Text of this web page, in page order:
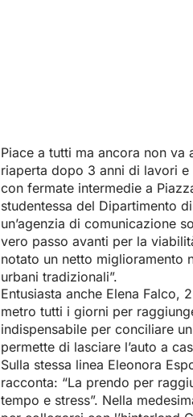
Piace a tutti ma ancora non
riaperta dopo 3 anni di lavori
con fermate intermedie a
studentessa del Dipartimento
un’agenzia di comunicazione
vero passo avanti per la
notato un netto miglioramento
urbani tradizionali”.
Entusiasta anche Elena Falco,
metro tutti i giorni per
indispensabile per conciliare
permette di lasciare l’auto a
Sulla stessa linea Eleonora
racconta: “La prendo per
tempo e stress”. Nella